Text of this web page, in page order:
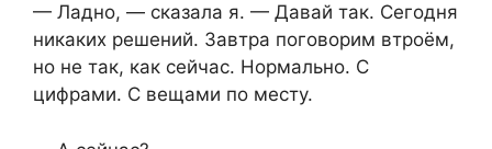
— Ладно, — сказала я. — Давай так. Сегодня
никаких решений. Завтра поговорим втроём,
но не так, как сейчас. Нормально. С
цифрами. С вещами по месту.